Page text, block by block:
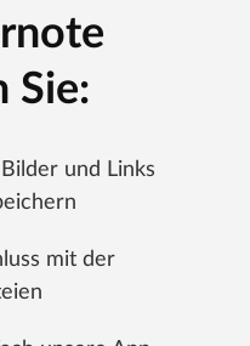
Sie:
und Links
mit der